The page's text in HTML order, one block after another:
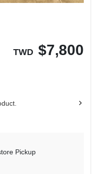
TWD $7,800
Pickup